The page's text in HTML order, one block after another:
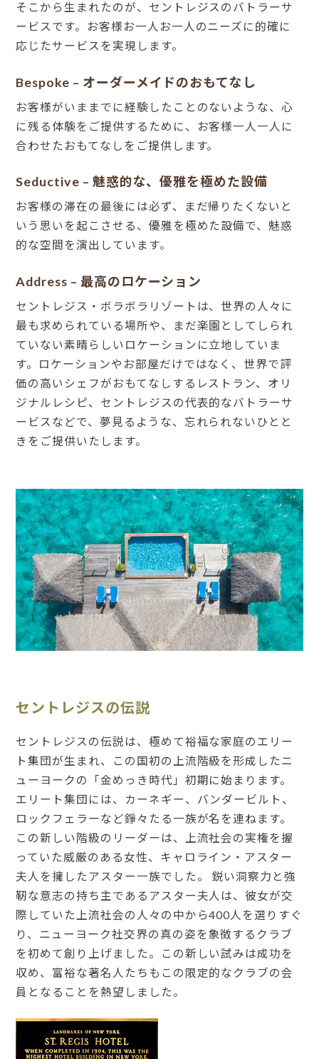
そこから生まれたのが、セントレジスのバトラーサ
ービスです。お客様お一人お一人のニーズに的確に
応じたサービスを実現します。
Bespoke – オーダーメイドのおもてなし
お客様がいままでに経験したことのないような、心
に残る体験をご提供するために、お客様一人一人に
合わせたおもてなしをご提供します。
Seductive – 魅惑的な、優雅を極めた設備
お客様の滞在の最後には必ず、まだ帰りたくないと
いう思いを起こさせる、優雅を極めた設備で、魅惑
的な空間を演出しています。
Address – 最高のロケーション
セントレジス・ボラボラリゾートは、世界の人々に
最も求められている場所や、まだ楽園としてしられ
ていない素晴らしいロケーションに立地していま
す。ロケーションやお部屋だけではなく、世界で評
価の高いシェフがおもてなしするレストラン、オリ
ジナルレシピ、セントレジスの代表的なバトラーサ
ービスなどで、夢見るような、忘れられないひとと
きをご提供いたします。
セントレジスの伝説
セントレジスの伝説は、極めて裕福な家庭のエリー
ト集団が生まれ、この国初の上流階級を形成したニ
ューヨークの「金めっき時代」初期に始まります。
エリート集団には、カーネギー、バンダービルト、
ロックフェラーなど錚々たる一族が名を連ねます。
この新しい階級のリーダーは、上流社会の実権を握
っていた威厳のある女性、キャロライン・アスター
夫人を擁したアスター一族でした。 鋭い洞察力と強
靭な意志の持ち主であるアスター夫人は、彼女が交
際していた上流社会の人々の中から400人を選りすぐ
り、ニューヨーク社交界の真の姿を象徴するクラブ
を初めて創り上げました。この新しい試みは成功を
収め、富裕な著名人たちもこの限定的なクラブの会
員となることを熱望しました。